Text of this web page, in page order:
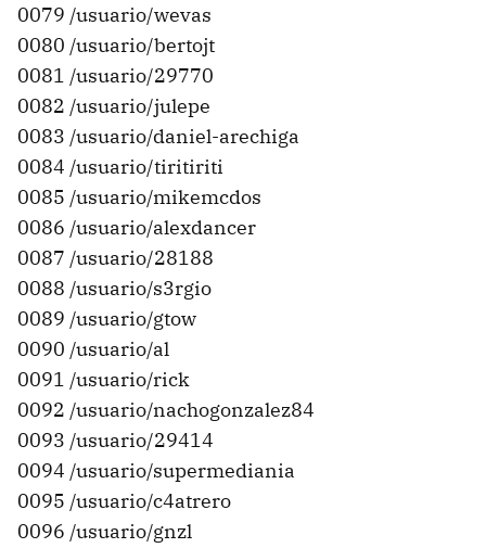
0079 /usuario/wevas
0080 /usuario/bertojt
0081 /usuario/29770
0082 /usuario/julepe
0083 /usuario/daniel-arechiga
0084 /usuario/tiritiriti
0085 /usuario/mikemcdos
0086 /usuario/alexdancer
0087 /usuario/28188
0088 /usuario/s3rgio
0089 /usuario/gtow
0090 /usuario/al
0091 /usuario/rick
0092 /usuario/nachogonzalez84
0093 /usuario/29414
0094 /usuario/supermediania
0095 /usuario/c4atrero
0096 /usuario/gnzl